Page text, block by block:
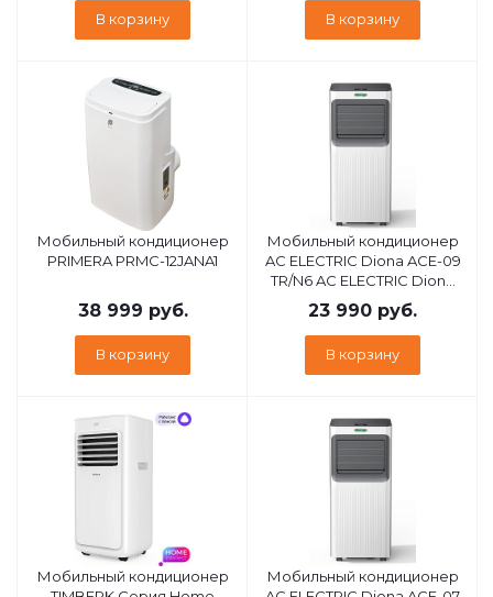
В корзину В корзину
Мобильный кондиционер
PRIMERA PRMC-12JANA1
38 999 руб.
В корзину
Мобильный кондиционер
AC ELECTRIC Diona ACE-09
TR/N6 AC ELECTRIC Diona
ACE-09 TR/N6
23 990 руб.
В корзину
Мобильный кондиционер
Мобильный кондиционер